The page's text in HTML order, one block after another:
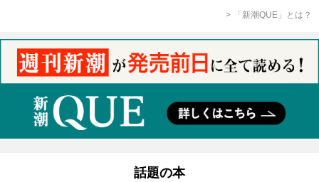
「新潮QUE」とは？
話題の本